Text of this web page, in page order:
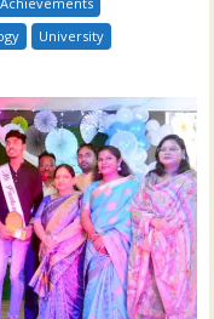
University